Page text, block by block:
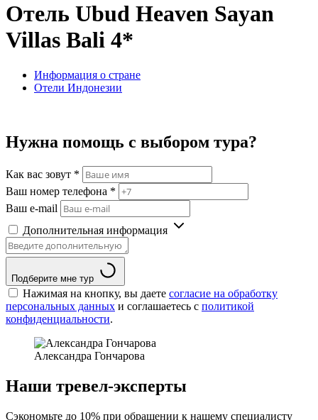
Отель Ubud Heaven Sayan
Villas Bali 4*
Информация о стране
Отели Индонезии
Нужна помощь с выбором тура?
Как вас зовут *
Ваш номер телефона *
Ваш e-mail
Дополнительная информация
Подберите мне тур
Нажимая на кнопку, вы даете согласие на обработку
персональных данных и соглашаетесь c политикой
конфиденциальности.
Александра Гончарова
Наши тревел-эксперты
Сэкономьте до 10% при обращении к нашему специалисту